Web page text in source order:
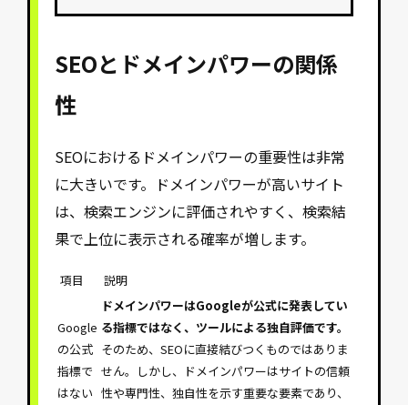
SEOとドメインパワーの関係
性
SEOにおけるドメインパワーの重要性は非常
に大きいです。ドメインパワーが高いサイト
は、検索エンジンに評価されやすく、検索結
果で上位に表示される確率が増します。
項目 説明
Google
の公式
指標で
はない
ドメインパワーはGoogleが公式に発表してい
る指標ではなく、ツールによる独自評価です。
そのため、SEOに直接結びつくものではありま
せん。しかし、ドメインパワーはサイトの信頼
性や専門性、独自性を示す重要な要素であり、